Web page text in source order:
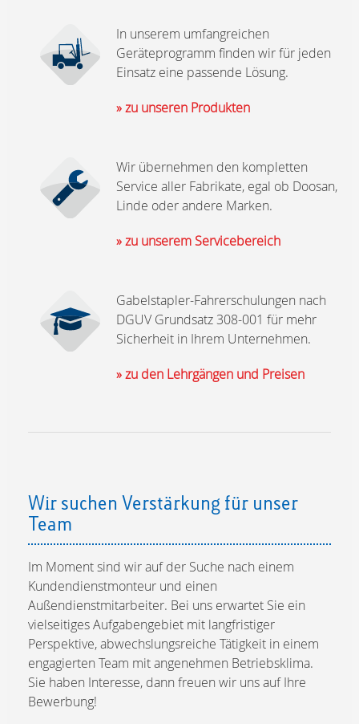
In unserem umfangreichen
Geräteprogramm finden wir für jeden
Einsatz eine passende Lösung.
» zu unseren Produkten
Wir übernehmen den kompletten
Service aller Fabrikate, egal ob Doosan,
Linde oder andere Marken.
» zu unserem Servicebereich
Gabelstapler-Fahrerschulungen nach
DGUV Grundsatz 308-001 für mehr
Sicherheit in Ihrem Unternehmen.
» zu den Lehrgängen und Preisen
Wir suchen Verstärkung für unser
Team
Im Moment sind wir auf der Suche nach einem
Kundendienstmonteur und einen
Außendienstmitarbeiter. Bei uns erwartet Sie ein
vielseitiges Aufgabengebiet mit langfristiger
Perspektive, abwechslungsreiche Tätigkeit in einem
engagierten Team mit angenehmen Betriebsklima.
Sie haben Interesse, dann freuen wir uns auf Ihre
Bewerbung!